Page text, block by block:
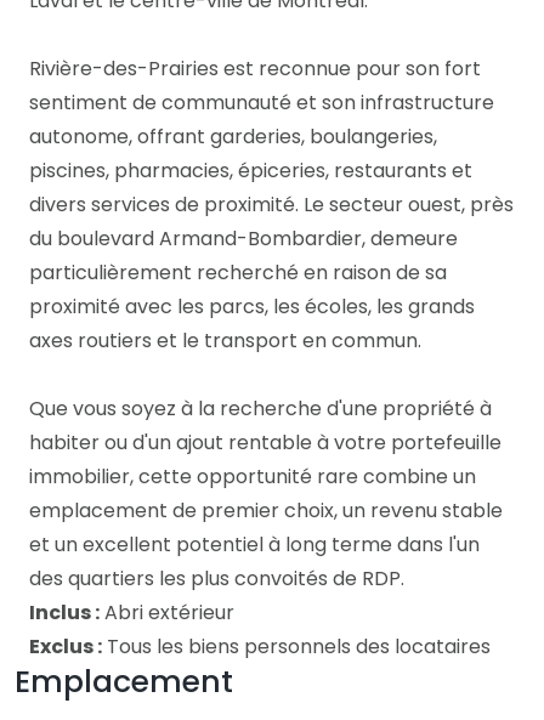
Rivière-des-Prairies est reconnue pour son fort
sentiment de communauté et son infrastructure
autonome, offrant garderies, boulangeries,
piscines, pharmacies, épiceries, restaurants et
divers services de proximité. Le secteur ouest, près
du boulevard Armand-Bombardier, demeure
particulièrement recherché en raison de sa
proximité avec les parcs, les écoles, les grands
axes routiers et le transport en commun.
Que vous soyez à la recherche d'une propriété à
habiter ou d'un ajout rentable à votre portefeuille
immobilier, cette opportunité rare combine un
emplacement de premier choix, un revenu stable
et un excellent potentiel à long terme dans l'un
des quartiers les plus convoités de RDP.
Inclus :Abri extérieur
Exclus : Tous les biens personnels des locataires
Emplacement